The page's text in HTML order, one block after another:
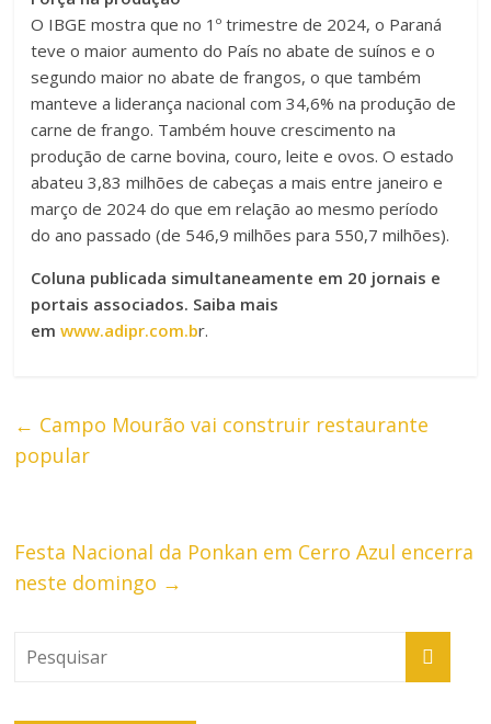
O IBGE mostra que no 1º trimestre de 2024, o Paraná
teve o maior aumento do País no abate de suínos e o
segundo maior no abate de frangos, o que também
manteve a liderança nacional com 34,6% na produção de
carne de frango. Também houve crescimento na
produção de carne bovina, couro, leite e ovos. O estado
abateu 3,83 milhões de cabeças a mais entre janeiro e
março de 2024 do que em relação ao mesmo período
do ano passado (de 546,9 milhões para 550,7 milhões).
Coluna publicada simultaneamente em 20 jornais e
portais associados. Saiba mais
emwww.adipr.com.br.
← Campo Mourão vai construir restaurante
popular
Festa Nacional da Ponkan em Cerro Azul encerra
neste domingo →